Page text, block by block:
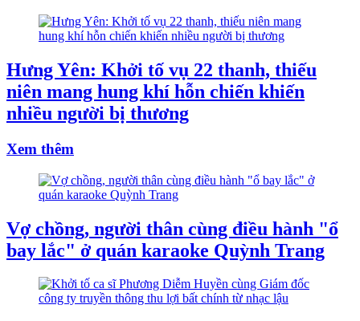
Hưng Yên: Khởi tố vụ 22 thanh, thiếu
niên mang hung khí hỗn chiến khiến
nhiều người bị thương
Xem thêm
Vợ chồng, người thân cùng điều hành "ổ
bay lắc" ở quán karaoke Quỳnh Trang